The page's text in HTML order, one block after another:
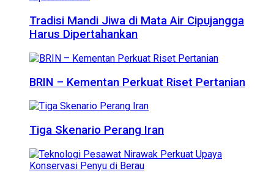
Tradisi Mandi Jiwa di Mata Air Cipujangga
Harus Dipertahankan
BRIN – Kementan Perkuat Riset Pertanian
Tiga Skenario Perang Iran